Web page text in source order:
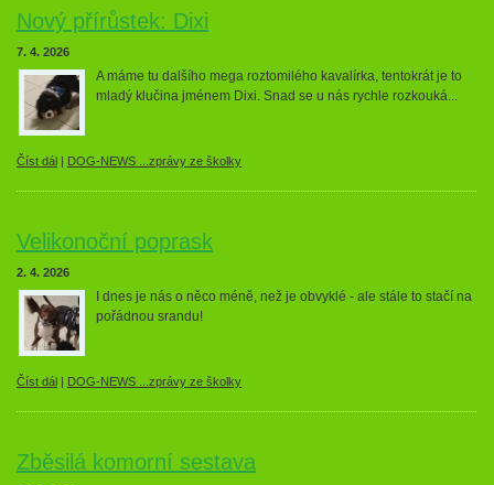
Nový přírůstek: Dixi
7. 4. 2026
A máme tu dalšího mega roztomilého kavalírka, tentokrát je to
mladý klučina jménem Dixi. Snad se u nás rychle rozkouká...
Číst dál | DOG-NEWS ...zprávy ze školky
Velikonoční poprask
2. 4. 2026
I dnes je nás o něco méně, než je obvyklé - ale stále to stačí na
pořádnou srandu!
Číst dál | DOG-NEWS ...zprávy ze školky
Zběsilá komorní sestava